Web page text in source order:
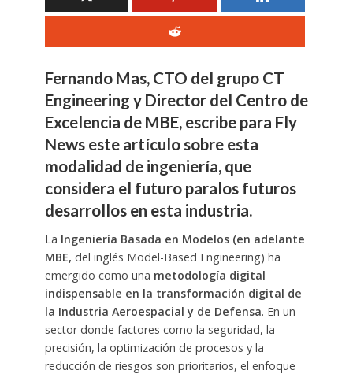
Fernando Mas, CTO del grupo CT
Engineering y Director del Centro de
Excelencia de MBE, escribe para Fly
News este artículo sobre esta
modalidad de ingeniería, que
considera el futuro paralos futuros
desarrollos en esta industria.
La Ingeniería Basada en Modelos (en adelante
MBE, del inglés Model-Based Engineering) ha
emergido como una metodología digital
indispensable en la transformación digital de
la Industria Aeroespacial y de Defensa. En un
sector donde factores como la seguridad, la
precisión, la optimización de procesos y la
reducción de riesgos son prioritarios, el enfoque